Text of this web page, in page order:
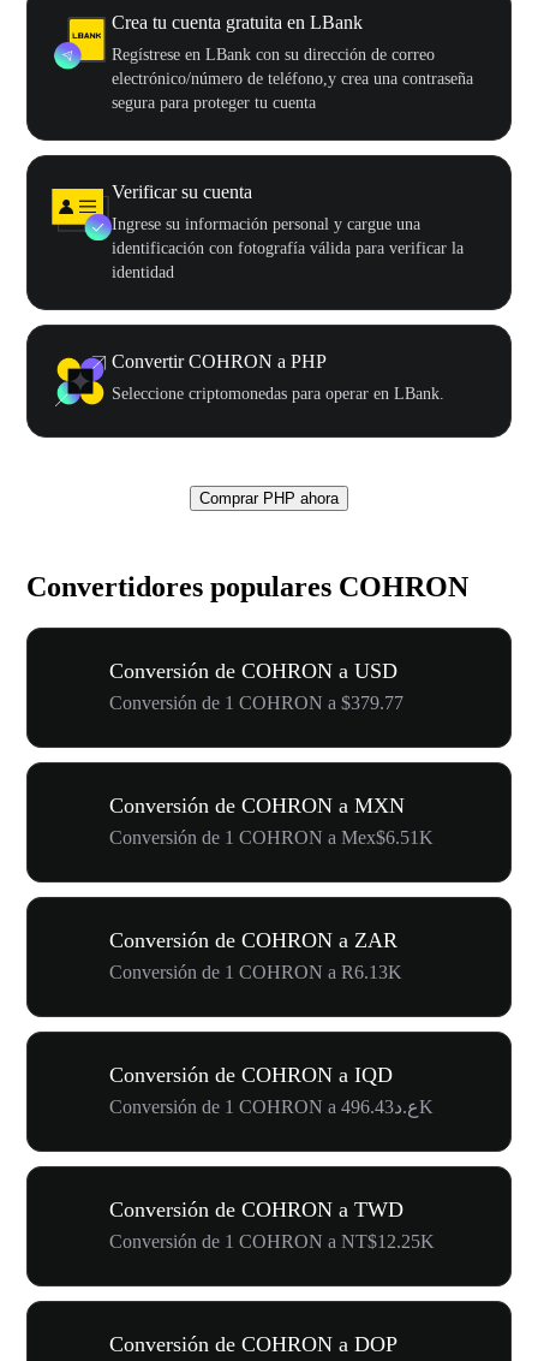
Crea tu cuenta gratuita en LBank
Regístrese en LBank con su dirección de correo
electrónico/número de teléfono,y crea una contraseña
segura para proteger tu cuenta
Verificar su cuenta
Ingrese su información personal y cargue una
identificación con fotografía válida para verificar la
identidad
Convertir COHRON a PHP
Seleccione criptomonedas para operar en LBank.
Comprar PHP ahora
Convertidores populares COHRON
Conversión de COHRON a USD
Conversión de 1 COHRON a $379.77
Conversión de COHRON a MXN
Conversión de 1 COHRON a Mex$6.51K
Conversión de COHRON a ZAR
Conversión de 1 COHRON a R6.13K
Conversión de COHRON a IQD
Conversión de 1 COHRON a ع.د496.43K
Conversión de COHRON a TWD
Conversión de 1 COHRON a NT$12.25K
Conversión de COHRON a DOP